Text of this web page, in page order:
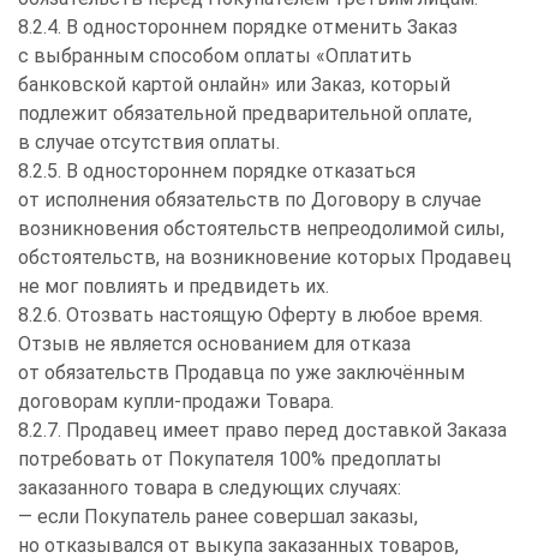
8.2.4. В одностороннем порядке отменить Заказ
с выбранным способом оплаты «Оплатить
банковской картой онлайн» или Заказ, который
подлежит обязательной предварительной оплате,
в случае отсутствия оплаты.
8.2.5. В одностороннем порядке отказаться
от исполнения обязательств по Договору в случае
возникновения обстоятельств непреодолимой силы,
обстоятельств, на возникновение которых Продавец
не мог повлиять и предвидеть их.
8.2.6. Отозвать настоящую Оферту в любое время.
Отзыв не является основанием для отказа
от обязательств Продавца по уже заключённым
договорам купли-продажи Товара.
8.2.7. Продавец имеет право перед доставкой Заказа
потребовать от Покупателя 100% предоплаты
заказанного товара в следующих случаях:
— если Покупатель ранее совершал заказы,
но отказывался от выкупа заказанных товаров,